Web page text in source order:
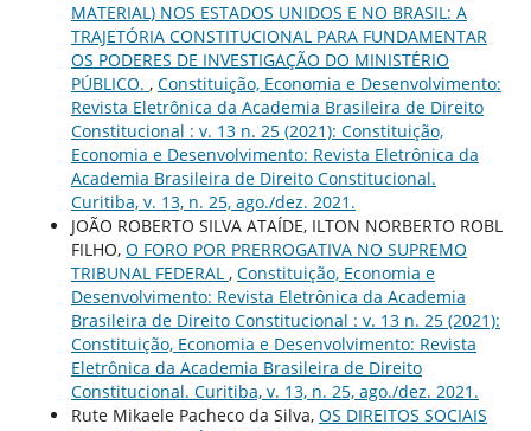
MATERIAL) NOS ESTADOS UNIDOS E NO BRASIL: A
TRAJETÓRIA CONSTITUCIONAL PARA FUNDAMENTAR
OS PODERES DE INVESTIGAÇÃO DO MINISTÉRIO
PÚBLICO. , Constituição, Economia e Desenvolvimento:
Revista Eletrônica da Academia Brasileira de Direito
Constitucional : v. 13 n. 25 (2021): Constituição,
Economia e Desenvolvimento: Revista Eletrônica da
Academia Brasileira de Direito Constitucional.
Curitiba, v. 13, n. 25, ago./dez. 2021.
JOÃO ROBERTO SILVA ATAÍDE, ILTON NORBERTO ROBL
FILHO, O FORO POR PRERROGATIVA NO SUPREMO
TRIBUNAL FEDERAL , Constituição, Economia e
Desenvolvimento: Revista Eletrônica da Academia
Brasileira de Direito Constitucional : v. 13 n. 25 (2021):
Constituição, Economia e Desenvolvimento: Revista
Eletrônica da Academia Brasileira de Direito
Constitucional. Curitiba, v. 13, n. 25, ago./dez. 2021.
Rute Mikaele Pacheco da Silva, OS DIREITOS SOCIAIS